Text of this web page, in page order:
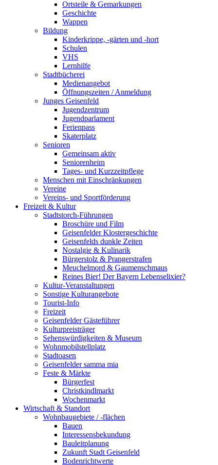
Ortsteile & Gemarkungen
Geschichte
Wappen
Bildung
Kinderkrippe, -gärten und -hort
Schulen
VHS
Lernhilfe
Stadtbücherei
Medienangebot
Öffnungszeiten / Anmeldung
Junges Geisenfeld
Jugendzentrum
Jugendparlament
Ferienpass
Skaterplatz
Senioren
Gemeinsam aktiv
Seniorenheim
Tages- und Kurzzeitpflege
Menschen mit Einschränkungen
Vereine
Vereins- und Sportförderung
Freizeit & Kultur
Stadtstorch-Führungen
Broschüre und Film
Geisenfelder Klostergeschichte
Geisenfelds dunkle Zeiten
Nostalgie & Kulinarik
Bürgerstolz & Prangerstrafen
Meuchelmord & Gaumenschmaus
Reines Bier! Der Bayern Lebenselixier?
Kultur-Veranstaltungen
Sonstige Kulturangebote
Tourist-Info
Freizeit
Geisenfelder Gästeführer
Kulturpreisträger
Sehenswürdigkeiten & Museum
Wohnmobilstellplatz
Stadtoasen
Geisenfelder samma mia
Feste & Märkte
Bürgerfest
Christkindlmarkt
Wochenmarkt
Wirtschaft & Standort
Wohnbaugebiete / -flächen
Bauen
Interessensbekundung
Bauleitplanung
Zukunft Stadt Geisenfeld
Bodenrichtwerte